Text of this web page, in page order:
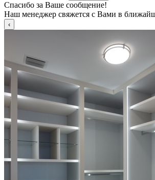
Спасибо за Ваше сообщение!
Наш менеджер свяжется с Вами в